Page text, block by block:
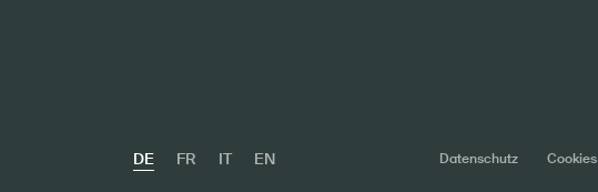
DE FR IT EN Datenschutz Cookies